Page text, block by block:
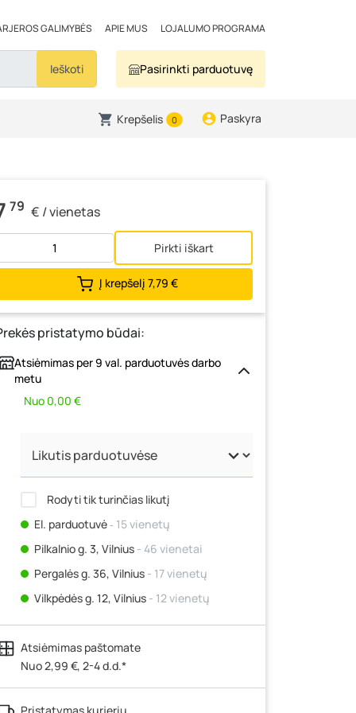
GALIMYBĖS APIE MUS LOJALUMO PROGRAMA
Ieškoti Pasirinkti parduotuvę
Krepšelis 0 Paskyra
79 € / vienetas
Pirkti iškart
Į krepšelį 7,79 €
pristatymo būdai:
Atsiėmimas per 9 val. parduotuvės darbo
metu
Nuo 0,00 €
Rodyti tik turinčias likutį
El. parduotuvė‐ 15 vienetų
Pilkalnio g. 3, Vilnius - 46 vienetai
Pergalės g. 36, Vilnius - 17 vienetų
Vilkpėdės g. 12, Vilnius - 12 vienetų
Ateities g. 15, Vilnius- 12 vienetų
Kauno r., Narsiečių k., Vytauto g. 183,
Kaunas - 0 vienetų
Šilutės pl. 83A, Klaipėda- 13 vienetų
Atsiėmimas paštomate
Nuo 2,99 €, 2-4 d.d.*